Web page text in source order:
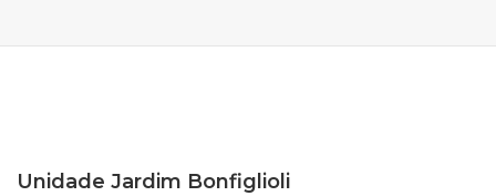
Unidade Jardim Bonfiglioli